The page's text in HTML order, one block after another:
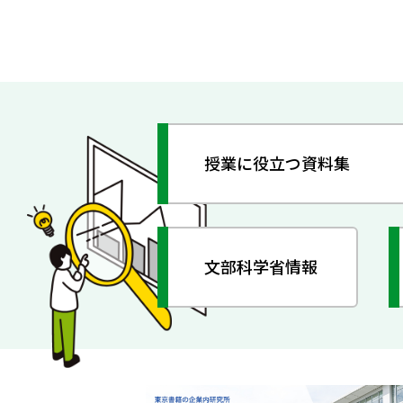
授業に役立つ資料集
文部科学省情報